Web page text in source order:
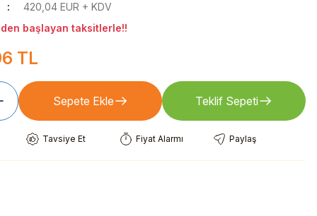
420,04 EUR + KDV
başlayan taksitlerle!!
TL
Sepete Ekle Teklif Sepeti
Tavsiye Et Fiyat Alarmı Paylaş